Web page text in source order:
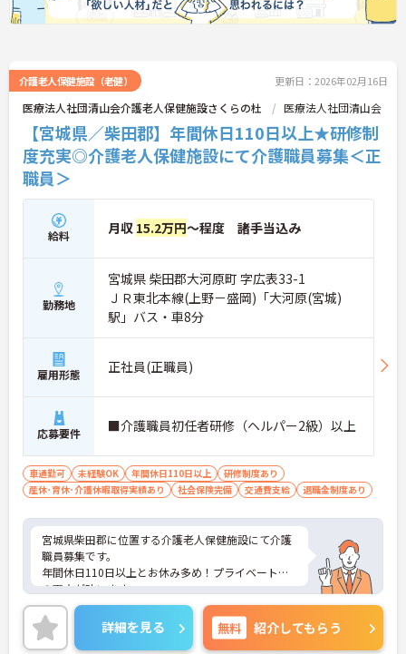
介護老人保健施設（老健） 更新日：2026年02月16日
医療法人社団清山会介護老人保健施設さくらの杜 医療法人社団清山会
【宮城県／柴田郡】年間休日110日以上★研修制
度充実◎介護老人保健施設にて介護職員募集＜正
職員＞
給料 月収 15.2万円～程度 諸手当込み
勤務地
宮城県 柴田郡大河原町 字広表33-1
ＪＲ東北本線(上野－盛岡)「大河原(宮城)
駅」バス・車8分
雇用形態 正社員(正職員)
応募要件 ■介護職員初任者研修（ヘルパー2級）以上
車通勤可 未経験OK 年間休日110日以上
研修制度あり
産休･育休･介護休暇取得実績あり
社会保険完備 交通費支給 退職金制度あり
宮城県柴田郡に位置する介護老人保健施設にて介護
職員募集です。
年間休日110日以上とお休み多め！プライベートと
の両立が叶います。
ご興味ある方には、面接対策ポイントなど、さらに
詳細をお話しいたしますのでお気軽にご相談くださ
い！
詳細を見る 無料 紹介してもらう